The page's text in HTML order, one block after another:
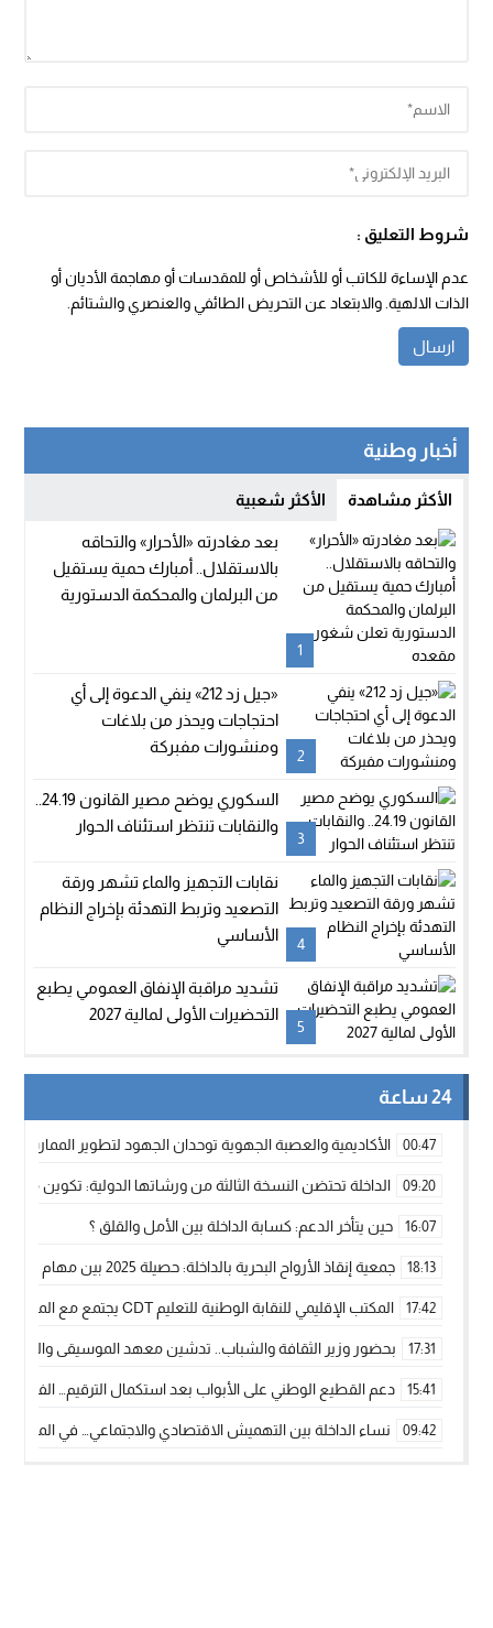
شروط التعليق :
عدم الإساءة للكاتب أو للأشخاص أو للمقدسات أو مهاجمة الأديان أو
الذات الالهية. والابتعاد عن التحريض الطائفي والعنصري والشتائم.
أخبار وطنية
الأكثر مشاهدة الأكثر شعبية
1
بعد مغادرته «الأحرار» والتحاقه
بالاستقلال.. أمبارك حمية يستقيل
من البرلمان والمحكمة الدستورية
2
«جيل زد 212» ينفي الدعوة إلى أي
احتجاجات ويحذر من بلاغات
ومنشورات مفبركة
3
السكوري يوضح مصير القانون 24.19..
والنقابات تنتظر استئناف الحوار
4
نقابات التجهيز والماء تشهر ورقة
التصعيد وتربط التهدئة بإخراج النظام
الأساسي
5
تشديد مراقبة الإنفاق العمومي يطبع
التحضيرات الأولى لمالية 2027
24 ساعة
00:47 الأكاديمية والعصبة الجهوية توحدان الجهود لتطوير الممارسة
09:20 الداخلة تحتضن النسخة الثالثة من ورشاتها الدولية: تكوين
16:07 حين يتأخر الدعم: كسابة الداخلة بين الأمل والقلق ؟
18:13 جمعية إنقاذ الأرواح البحرية بالداخلة: حصيلة 2025 بين مهام الإنقاذ ومشروع “دار البحار”
17:42 المكتب الإقليمي للنقابة الوطنية للتعليم CDT يجتمع مع المدير الإقليمي لمناقشة ملفات جوهرية لنساء ورجال التعليم
17:31 بحضور وزير الثقافة والشباب.. تدشين معهد الموسيقى والفنون
15:41 دعم القطيع الوطني على الأبواب بعد استكمال الترقيم…
09:42 نساء الداخلة بين التهميش الاقتصادي والاجتماعي… في المؤسسات